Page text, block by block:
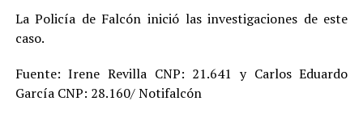
La Policía de Falcón inició las investigaciones de este
caso.
Fuente: Irene Revilla CNP: 21.641 y Carlos Eduardo
García CNP: 28.160/ Notifalcón